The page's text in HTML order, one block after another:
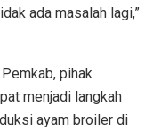
ada masalah lagi,”
pihak
menjadi langkah
ayam broiler di